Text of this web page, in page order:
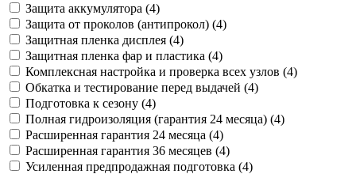
Защита аккумулятора (4)
Защита от проколов (антипрокол) (4)
Защитная пленка дисплея (4)
Защитная пленка фар и пластика (4)
Комплексная настройка и проверка всех узлов (4)
Обкатка и тестирование перед выдачей (4)
Подготовка к сезону (4)
Полная гидроизоляция (гарантия 24 месяца) (4)
Расширенная гарантия 24 месяца (4)
Расширенная гарантия 36 месяцев (4)
Усиленная предпродажная подготовка (4)